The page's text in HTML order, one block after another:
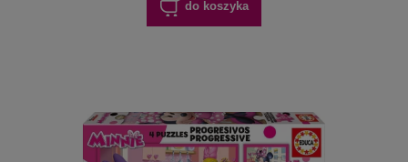
do koszyka